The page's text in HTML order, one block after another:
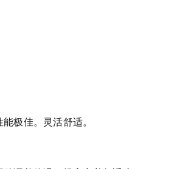
极佳。灵活舒适。